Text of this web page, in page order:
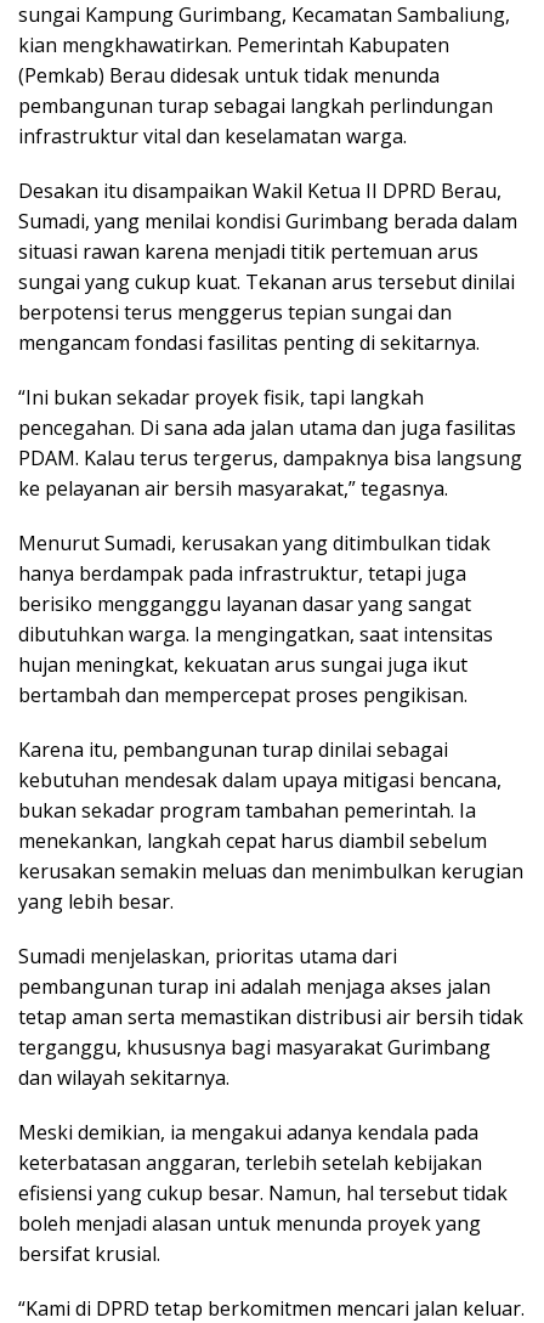
sungai Kampung Gurimbang, Kecamatan Sambaliung,
kian mengkhawatirkan. Pemerintah Kabupaten
(Pemkab) Berau didesak untuk tidak menunda
pembangunan turap sebagai langkah perlindungan
infrastruktur vital dan keselamatan warga.
Desakan itu disampaikan Wakil Ketua II DPRD Berau,
Sumadi, yang menilai kondisi Gurimbang berada dalam
situasi rawan karena menjadi titik pertemuan arus
sungai yang cukup kuat. Tekanan arus tersebut dinilai
berpotensi terus menggerus tepian sungai dan
mengancam fondasi fasilitas penting di sekitarnya.
“Ini bukan sekadar proyek fisik, tapi langkah
pencegahan. Di sana ada jalan utama dan juga fasilitas
PDAM. Kalau terus tergerus, dampaknya bisa langsung
ke pelayanan air bersih masyarakat,” tegasnya.
Menurut Sumadi, kerusakan yang ditimbulkan tidak
hanya berdampak pada infrastruktur, tetapi juga
berisiko mengganggu layanan dasar yang sangat
dibutuhkan warga. Ia mengingatkan, saat intensitas
hujan meningkat, kekuatan arus sungai juga ikut
bertambah dan mempercepat proses pengikisan.
Karena itu, pembangunan turap dinilai sebagai
kebutuhan mendesak dalam upaya mitigasi bencana,
bukan sekadar program tambahan pemerintah. Ia
menekankan, langkah cepat harus diambil sebelum
kerusakan semakin meluas dan menimbulkan kerugian
yang lebih besar.
Sumadi menjelaskan, prioritas utama dari
pembangunan turap ini adalah menjaga akses jalan
tetap aman serta memastikan distribusi air bersih tidak
terganggu, khususnya bagi masyarakat Gurimbang
dan wilayah sekitarnya.
Meski demikian, ia mengakui adanya kendala pada
keterbatasan anggaran, terlebih setelah kebijakan
efisiensi yang cukup besar. Namun, hal tersebut tidak
boleh menjadi alasan untuk menunda proyek yang
bersifat krusial.
“Kami di DPRD tetap berkomitmen mencari jalan keluar.